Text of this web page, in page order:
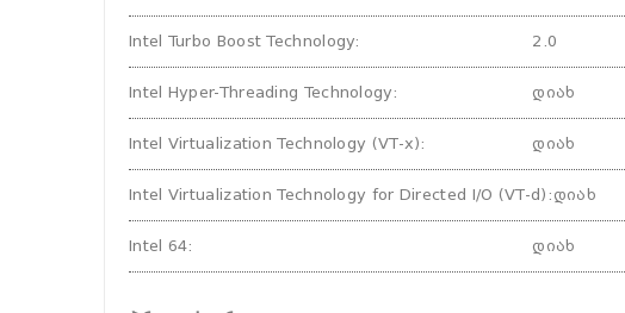
Intel Turbo Boost Technology: 2.0
Intel Hyper-Threading Technology: დიახ
Intel Virtualization Technology (VT-x): დიახ
Intel Virtualization Technology for Directed I/O (VT-d) : დიახ
Intel 64: დიახ